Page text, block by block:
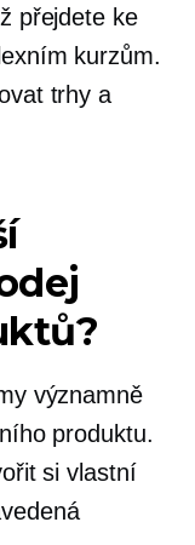
přejdete ke
kurzům.
trhy a
významně
produktu.
si vlastní